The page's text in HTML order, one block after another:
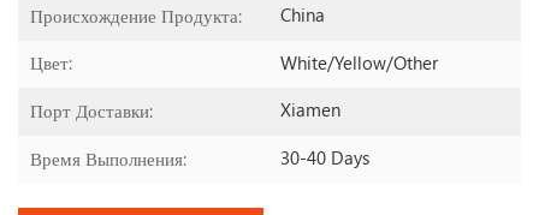
Происхождение Продукта: China
Цвет: White/yellow/other
Порт Доставки: Xiamen
Время Выполнения: 30-40 Days